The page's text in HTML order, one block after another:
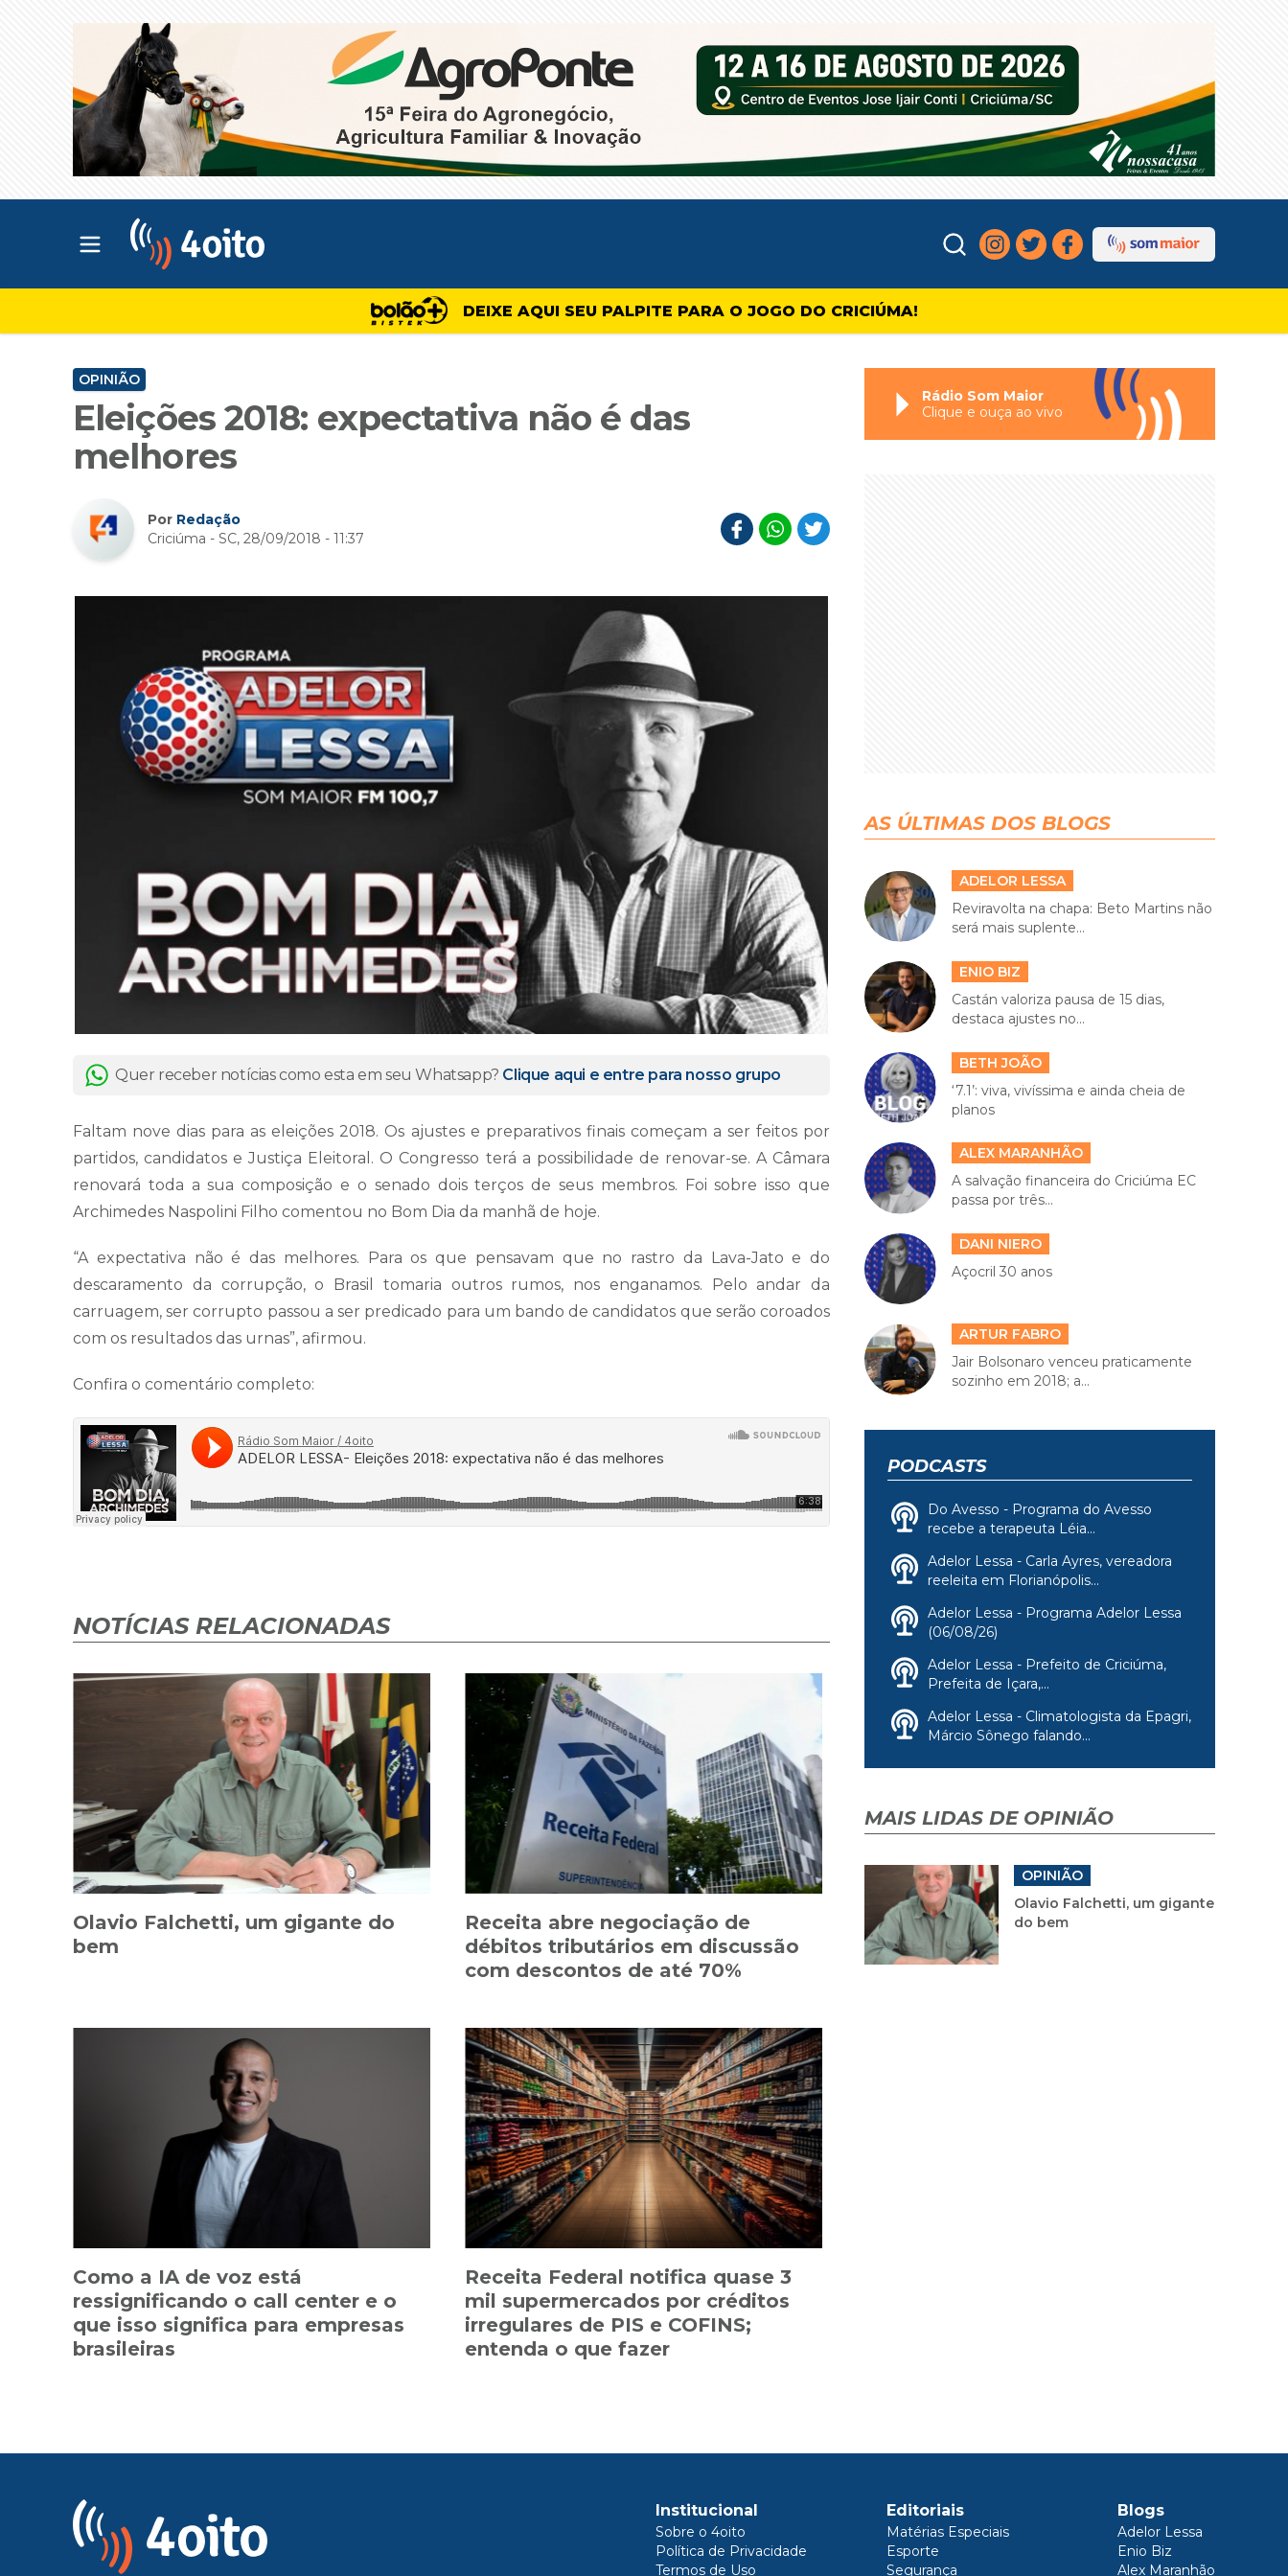
Abrir menu principal
DEIXE AQUI SEU PALPITE PARA O JOGO DO CRICIÚMA!
OPINIÃO
Eleições 2018: expectativa não é das
melhores
Por Redação
Criciúma - SC, 28/09/2018 - 11:37
Quer receber notícias como esta em seu Whatsapp? Clique aqui e entre para nosso grupo
Faltam nove dias para as eleições 2018. Os ajustes e preparativos finais começam a ser feitos por
partidos, candidatos e Justiça Eleitoral. O Congresso terá a possibilidade de renovar-se. A Câmara
renovará toda a sua composição e o senado dois terços de seus membros. Foi sobre isso que
Archimedes Naspolini Filho comentou no Bom Dia da manhã de hoje.
“A expectativa não é das melhores. Para os que pensavam que no rastro da Lava-Jato e do
descaramento da corrupção, o Brasil tomaria outros rumos, nos enganamos. Pelo andar da
carruagem, ser corrupto passou a ser predicado para um bando de candidatos que serão coroados
com os resultados das urnas”, afirmou.
Confira o comentário completo:
NOTÍCIAS RELACIONADAS
Olavio Falchetti, um gigante do
bem
Receita abre negociação de
débitos tributários em discussão
com descontos de até 70%
Como a IA de voz está
ressignificando o call center e o
que isso significa para empresas
brasileiras
Receita Federal notifica quase 3
mil supermercados por créditos
irregulares de PIS e COFINS;
entenda o que fazer
Rádio Som Maior
Clique e ouça ao vivo
AS ÚLTIMAS DOS BLOGS
ADELOR LESSA
Reviravolta na chapa: Beto Martins não
será mais suplente...
ENIO BIZ
Castán valoriza pausa de 15 dias,
destaca ajustes no...
BETH JOÃO
‘7.1’: viva, vivíssima e ainda cheia de
planos
ALEX MARANHÃO
A salvação financeira do Criciúma EC
passa por três...
DANI NIERO
Açocril 30 anos
ARTUR FABRO
Jair Bolsonaro venceu praticamente
sozinho em 2018; a...
PODCASTS
Do Avesso - Programa do Avesso
recebe a terapeuta Léia...
Adelor Lessa - Carla Ayres, vereadora
reeleita em Florianópolis...
Adelor Lessa - Programa Adelor Lessa
(06/08/26)
Adelor Lessa - Prefeito de Criciúma,
Prefeita de Içara,...
Adelor Lessa - Climatologista da Epagri,
Márcio Sônego falando...
MAIS LIDAS DE OPINIÃO
OPINIÃO
Olavio Falchetti, um gigante
do bem
Institucional
Sobre o 4oito
Política de Privacidade
Termos de Uso
Editoriais
Matérias Especiais
Esporte
Segurança
Blogs
Adelor Lessa
Enio Biz
Alex Maranhão